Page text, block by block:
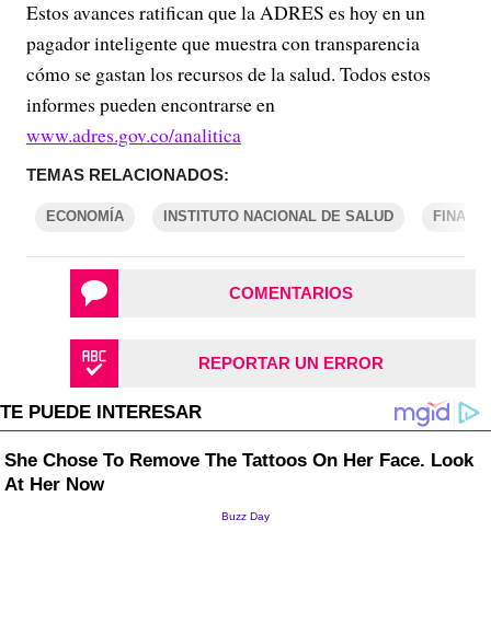
Estos avances ratifican que la ADRES es hoy en un
pagador inteligente que muestra con transparencia
cómo se gastan los recursos de la salud. Todos estos
informes pueden encontrarse en
www.adres.gov.co/analitica
TEMAS RELACIONADOS:
ECONOMÍA INSTITUTO NACIONAL DE SALUD
COMENTARIOS
REPORTAR UN ERROR